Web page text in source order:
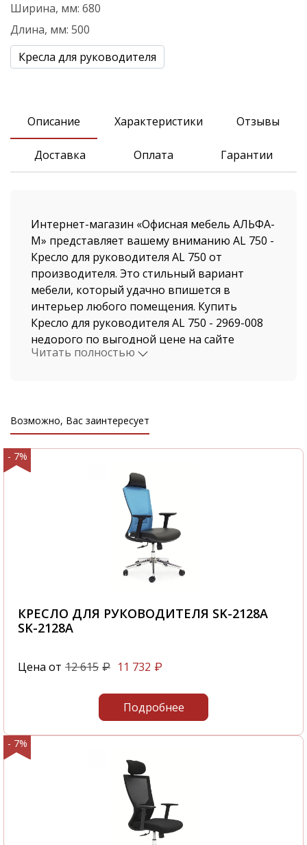
Ширина, мм: 680
Длина, мм: 500
Кресла для руководителя
Описание Xарактеристики Отзывы
Доставка Оплата Гарантии
Интернет-магазин «Офисная мебель АЛЬФА-
М» представляет вашему вниманию AL 750 -
Кресло для руководителя AL 750 от
производителя. Это стильный вариант
мебели, который удачно впишется в
интерьер любого помещения. Купить
Кресло для руководителя AL 750 - 2969-008
недорого по выгодной цене на сайте
нашего магазина, можно не выходя из дома.
компании.
и быстрая доставка от нашего магазина
поразит даже самых привередливых
покупателей. Доставка осуществляется по
Москве и Московской области
автотранспортом компании ООО "Офисная
мебель АЛЬФА-М", а также по всем
регионам России. В нашем интернет-
магазине вы найдете Кресло для
самостоятельно сможете быстро оформить
заказ Кресло для руководителя AL 750 -
количества времени.
С нашей компании вы получите
качественную мебель в самые короткие
сроки.
Звоните нам по телефону
или посетите наш офис, который
располагается по адресу: г. Москва,
Походный проезд, д. 4, корп. 1, офис 602, 6-й
Читать полностью
Возможно, Вас заинтересует
- 7%
КРЕСЛО ДЛЯ РУКОВОДИТЕЛЯ SK-2128A
SK-2128A
Цена от 12 615 ₽ 11 732 ₽
Подробнее
- 7%